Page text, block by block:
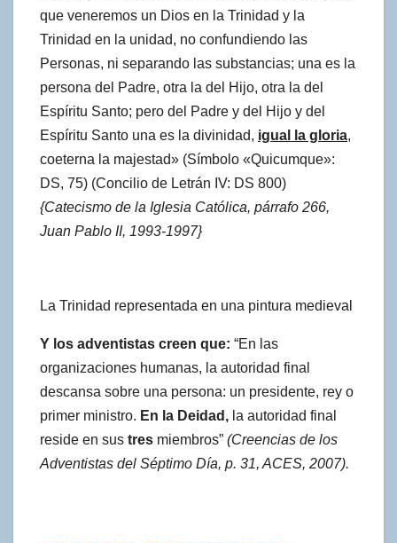
que veneremos un Dios en la Trinidad y la
Trinidad en la unidad, no confundiendo las
Personas, ni separando las substancias; una es la
persona del Padre, otra la del Hijo, otra la del
Espíritu Santo; pero del Padre y del Hijo y del
Espíritu Santo una es la divinidad, igual la gloria,
coeterna la majestad» (Símbolo «Quicumque»:
DS, 75) (Concilio de Letrán IV: DS 800)
{Catecismo de la Iglesia Católica, párrafo 266,
Juan Pablo II, 1993-1997}
La Trinidad representada en una pintura medieval
Y los adventistas creen que: “En las
organizaciones humanas, la autoridad final
descansa sobre una persona: un presidente, rey o
primer ministro. En la Deidad, la autoridad final
reside en sus tres miembros” (Creencias de los
Adventistas del Séptimo Día, p. 31, ACES, 2007).